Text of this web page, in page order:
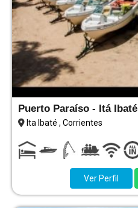
Puerto Paraíso - Itá Ibaté
Ita Ibaté , Corrientes
Ver Perfil